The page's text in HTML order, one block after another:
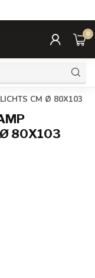
0
CM Ø 80X103
Ø 80X103